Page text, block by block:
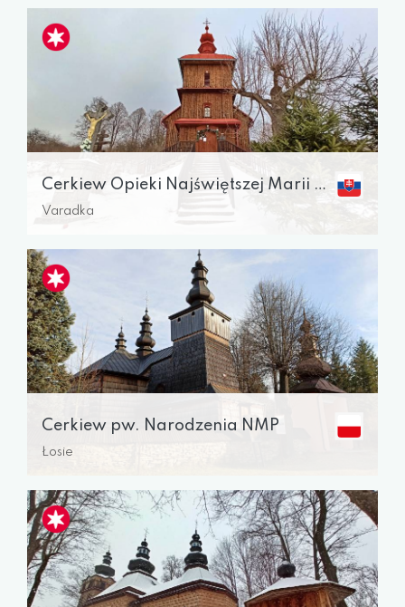
Cerkiew Opieki Najświętszej Marii Panny
Varadka
Cerkiew pw. Narodzenia NMP
Łosie